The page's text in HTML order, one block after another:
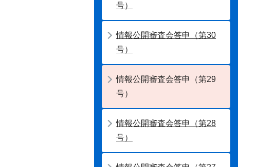
号）
情報公開審査会答申（第30
号）
情報公開審査会答申（第29
号）
情報公開審査会答申（第28
号）